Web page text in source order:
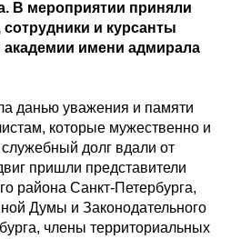
В мероприятии приняли
сотрудники и курсанты
академии имени адмирала
данью уважения и памяти
которые мужественно и
долг вдали от
пришли представители
района Санкт-Петербурга,
Думы и Законодательного
члены территориальных